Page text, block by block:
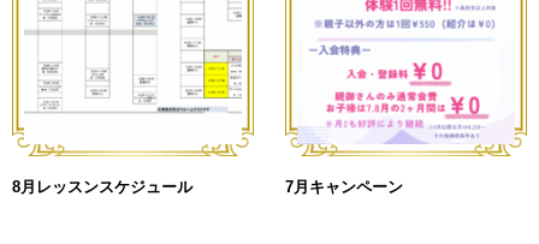
8月レッスンスケジュール 7月キャンペーン